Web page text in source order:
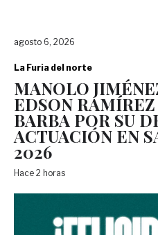
agosto 6, 2026
La Furia del norte
MANOLO
EDSON
BARBA POR SU
ACTUACIÓN EN
2026
Hace 2 horas